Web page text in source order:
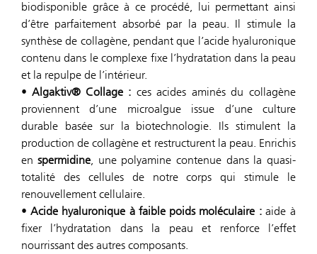
biodisponible grâce à ce procédé, lui permettant ainsi
d’être parfaitement absorbé par la peau. Il stimule la
synthèse de collagène, pendant que l’acide hyaluronique
contenu dans le complexe fixe l’hydratation dans la peau
et la repulpe de l’intérieur.
• Algaktiv® Collage : ces acides aminés du collagène
proviennent d’une microalgue issue d’une culture
durable basée sur la biotechnologie. Ils stimulent la
production de collagène et restructurent la peau. Enrichis
en spermidine, une polyamine contenue dans la quasi-
totalité des cellules de notre corps qui stimule le
renouvellement cellulaire.
• Acide hyaluronique à faible poids moléculaire : aide à
fixer l’hydratation dans la peau et renforce l’effet
nourrissant des autres composants.